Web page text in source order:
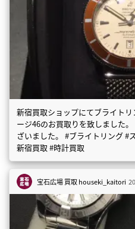
新宿買取ショップにてブライト
ージ46のお買取りを致しました
ざいました。 #ブライトリング #
新宿買取 #時計買取
宝石広場 買取houseki_kaitori